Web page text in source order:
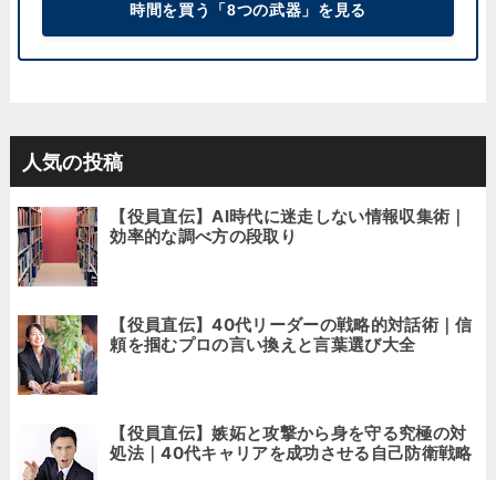
時間を買う「8つの武器」を見る
人気の投稿
【役員直伝】AI時代に迷走しない情報収集術｜
効率的な調べ方の段取り
【役員直伝】40代リーダーの戦略的対話術｜信
頼を掴むプロの言い換えと言葉選び大全
【役員直伝】嫉妬と攻撃から身を守る究極の対
処法｜40代キャリアを成功させる自己防衛戦略